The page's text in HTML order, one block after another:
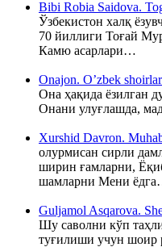
Bibi Robia Saidova.
Ўзбекистон халқ
70 йиллиги Тоғай
Камю асарлари…
Onajon. O’zbek
Она ҳақида ёзилган
Онани улуғлашда,
Xurshid Davron.
олурмисан сирли
ширин ғамларни,
шамларни Мени
Guljamol Asqarova.
Шу саволни кўп
туғилиши учун